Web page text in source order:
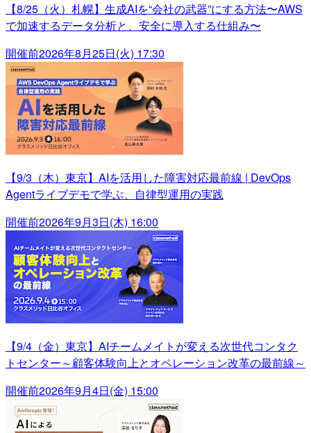
【8/25（火）札幌】生成AIを“会社の武器”にする方法〜AWS
で加速するデータ分析と、安全に導入する仕組み〜
開催前2026年8月25日(火) 17:30
【9/3（木）東京】AIを活用した障害対応最前線 | DevOps
Agentライブデモで学ぶ、自律型運用の実践
開催前2026年9月3日(木) 16:00
【9/4（金）東京】AIチームメイトが変える次世代コンタク
トセンター～顧客体験向上とオペレーション改革の最前線～
開催前2026年9月4日(金) 15:00